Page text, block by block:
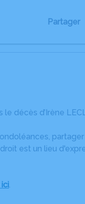
Partager
décès d’Irène
est un lieu
.